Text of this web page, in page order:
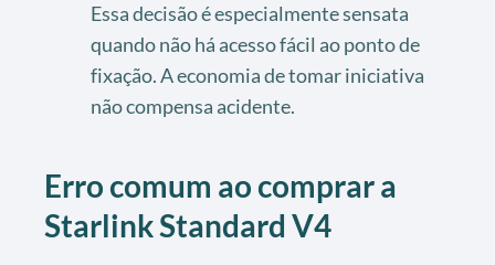
Essa decisão é especialmente sensata
quando não há acesso fácil ao ponto de
fixação. A economia de tomar iniciativa
não compensa acidente.
Erro comum ao comprar a
Starlink Standard V4